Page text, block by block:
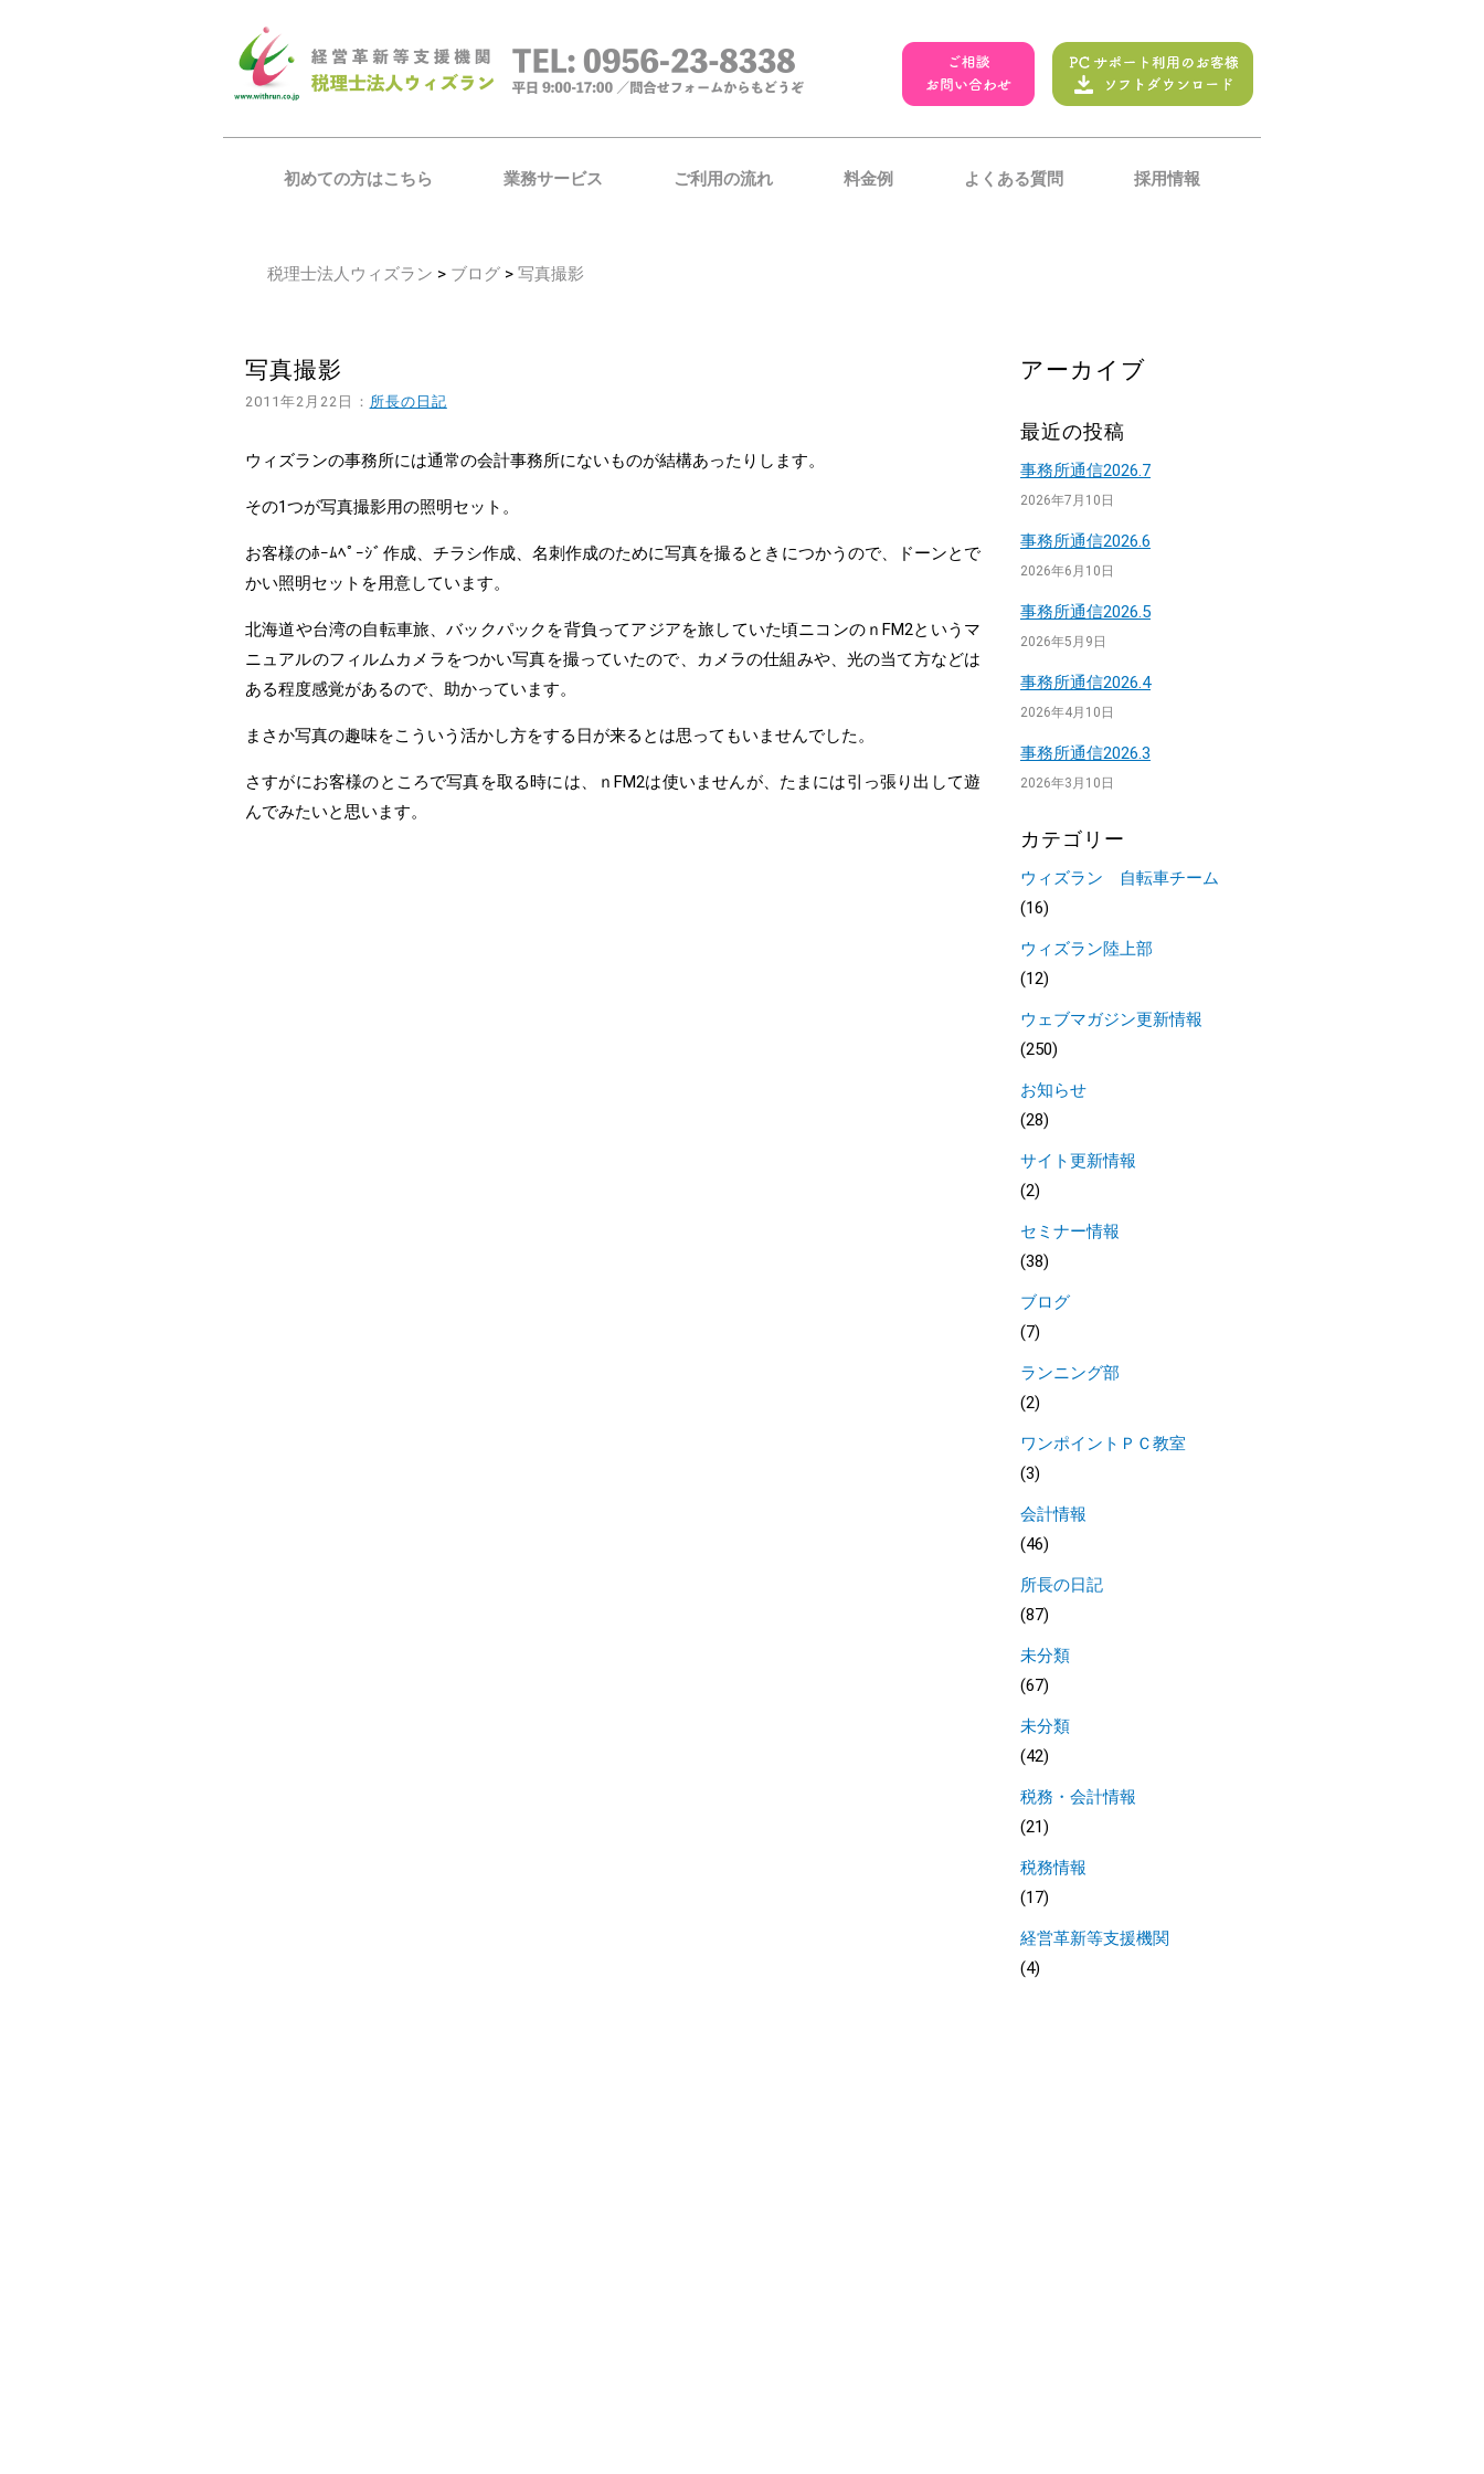
初めての方はこちら 業務サービス ご利用の流れ 料金例 よくある質問 採用情報
税理士法人ウィズラン > ブログ > 写真撮影
写真撮影
2011年2月22日： 所長の日記
ウィズランの事務所には通常の会計事務所にないものが結構あったりします。
その1つが写真撮影用の照明セット。
お客様のﾎｰﾑﾍﾟｰｼﾞ作成、チラシ作成、名刺作成のために写真を撮るときにつかうので、ドーンとで
かい照明セットを用意しています。
北海道や台湾の自転車旅、バックパックを背負ってアジアを旅していた頃ニコンのｎFM2というマ
ニュアルのフィルムカメラをつかい写真を撮っていたので、カメラの仕組みや、光の当て方などは
ある程度感覚があるので、助かっています。
まさか写真の趣味をこういう活かし方をする日が来るとは思ってもいませんでした。
さすがにお客様のところで写真を取る時には、ｎFM2は使いませんが、たまには引っ張り出して遊
んでみたいと思います。
アーカイブ
最近の投稿
事務所通信2026.7
2026年7月10日
事務所通信2026.6
2026年6月10日
事務所通信2026.5
2026年5月9日
事務所通信2026.4
2026年4月10日
事務所通信2026.3
2026年3月10日
カテゴリー
ウィズラン 自転車チーム
(16)
ウィズラン陸上部
(12)
ウェブマガジン更新情報
(250)
お知らせ
(28)
サイト更新情報
(2)
セミナー情報
(38)
ブログ
(7)
ランニング部
(2)
ワンポイントＰＣ教室
(3)
会計情報
(46)
所長の日記
(87)
未分類
(67)
未分類
(42)
税務・会計情報
(21)
税務情報
(17)
経営革新等支援機関
(4)